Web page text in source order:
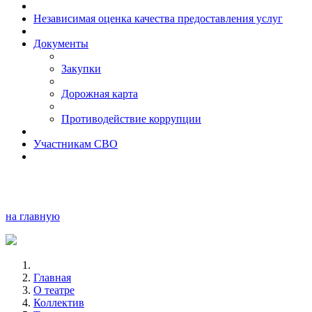
Независимая оценка качества предоставления услуг
Документы
Закупки
Дорожная карта
Противодействие коррупции
Участникам СВО
на главную
Главная
О театре
Коллектив